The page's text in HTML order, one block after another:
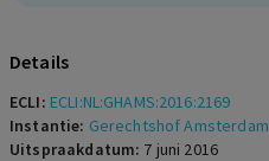
Transitievergoeding.
Details
ECLI: ECLI:NL:GHAMS:2016:2169
Instantie: Gerechtshof Amsterdam
Uitspraakdatum: 7 juni 2016